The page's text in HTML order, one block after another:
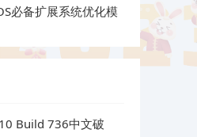
必备扩展系统优化模
Build 736中文破